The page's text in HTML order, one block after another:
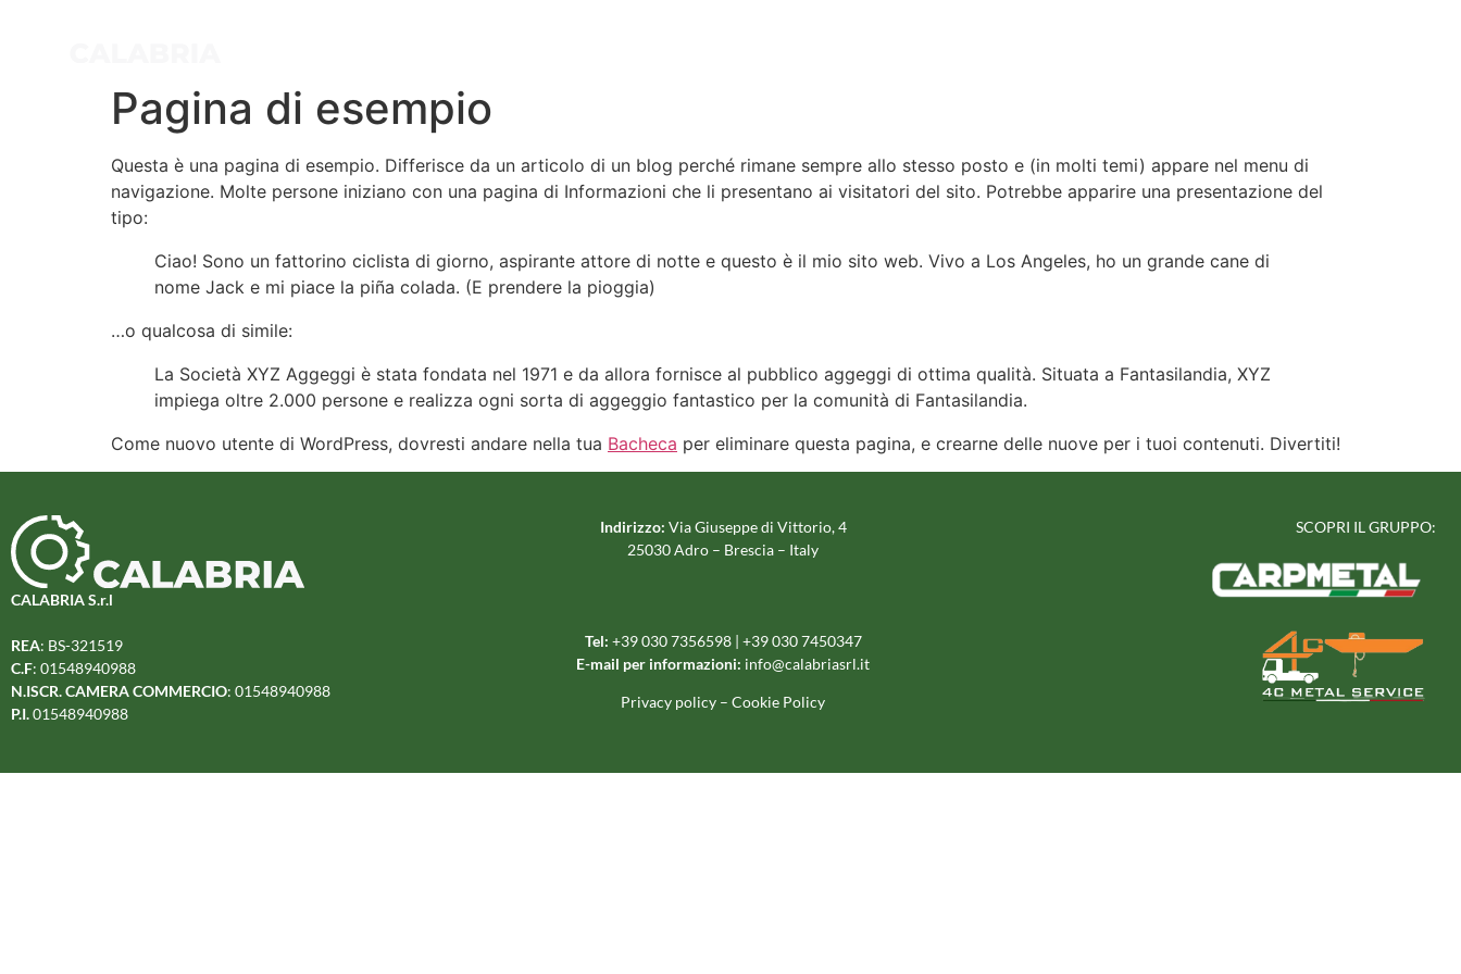
Pagina di esempio
Questa è una pagina di esempio. Differisce da un articolo di un blog perché rimane sempre allo stesso posto e (in molti temi) appare nel menu di
navigazione. Molte persone iniziano con una pagina di Informazioni che li presentano ai visitatori del sito. Potrebbe apparire una presentazione del
tipo:
Ciao! Sono un fattorino ciclista di giorno, aspirante attore di notte e questo è il mio sito web. Vivo a Los Angeles, ho un grande cane di
nome Jack e mi piace la piña colada. (E prendere la pioggia)
…o qualcosa di simile:
La Società XYZ Aggeggi è stata fondata nel 1971 e da allora fornisce al pubblico aggeggi di ottima qualità. Situata a Fantasilandia, XYZ
impiega oltre 2.000 persone e realizza ogni sorta di aggeggio fantastico per la comunità di Fantasilandia.
Come nuovo utente di WordPress, dovresti andare nella tua Bacheca per eliminare questa pagina, e crearne delle nuove per i tuoi contenuti. Divertiti!
CALABRIA S.r.l
REA: BS-321519
C.F: 01548940988
N.ISCR. CAMERA COMMERCIO: 01548940988
P.I.01548940988
Indirizzo: Via Giuseppe di Vittorio, 4
25030 Adro – Brescia – Italy
Tel: +39 030 7356598 | +39 030 7450347
E-mail per informazioni: info@calabriasrl.it
Privacy policy –Cookie Policy
SCOPRI IL GRUPPO: